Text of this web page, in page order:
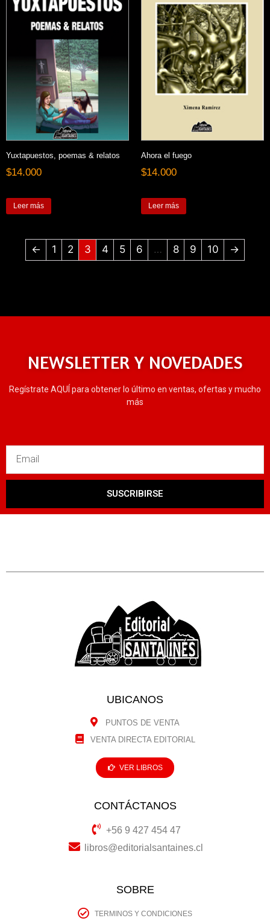
Yuxtapuestos, poemas & relatos
$14.000
Leer más
Ahora el fuego
$14.000
Leer más
← 1 2 3 4 5 6 … 8 9 10 →
NEWSLETTER Y NOVEDADES
Regístrate AQUÍ para obtener lo último en ventas, ofertas y mucho
más
SUSCRIBIRSE
UBICANOS
PUNTOS DE VENTA
VENTA DIRECTA EDITORIAL
VER LIBROS
CONTÁCTANOS
+56 9 427 454 47
libros@editorialsantaines.cl
SOBRE
TERMINOS Y CONDICIONES